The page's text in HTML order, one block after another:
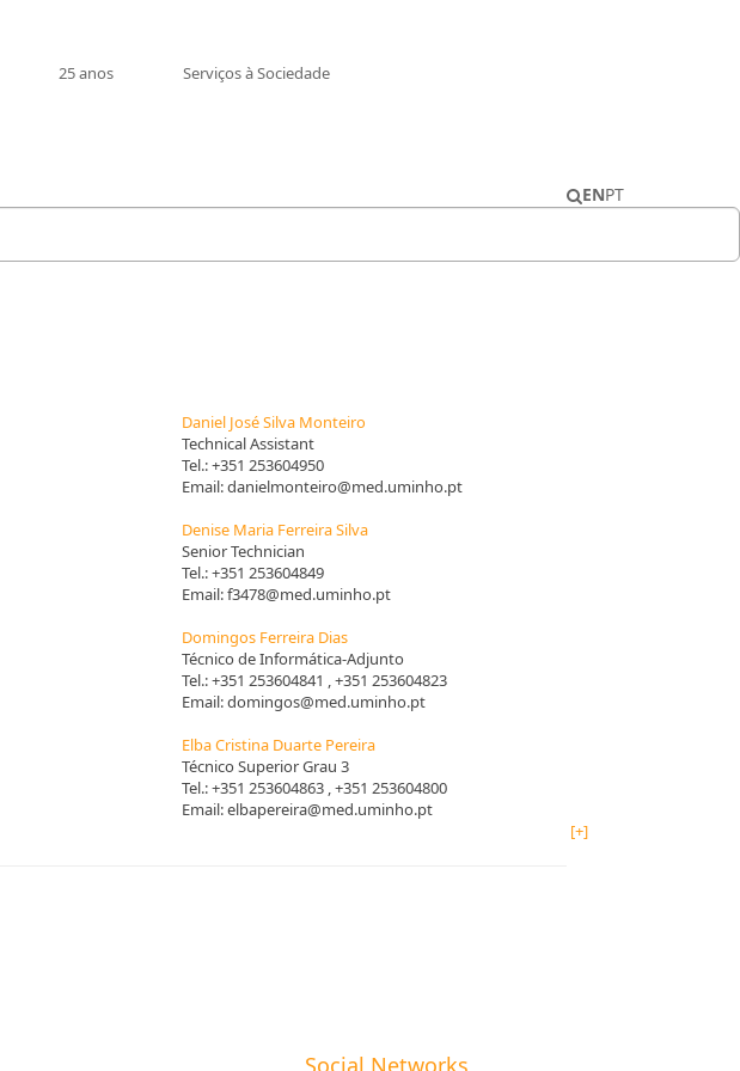
25 anos
Serviços à Sociedade
PT
EN
Daniel José Silva Monteiro
Technical Assistant
Tel.:+351 253604950
Email:danielmonteiro@med.uminho.pt
Denise Maria Ferreira Silva
Senior Technician
Tel.:+351 253604849
Email:f3478@med.uminho.pt
Domingos Ferreira Dias
Técnico de Informática-Adjunto
Tel.:+351 253604841
, +351 253604823
Email:domingos@med.uminho.pt
Elba Cristina Duarte Pereira
Técnico Superior Grau 3
Tel.:+351 253604863 , +351 253604800
Email:elbapereira@med.uminho.pt
[+]
Social Networks​​